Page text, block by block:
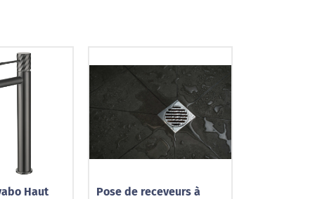
Haut
Pose de receveurs à